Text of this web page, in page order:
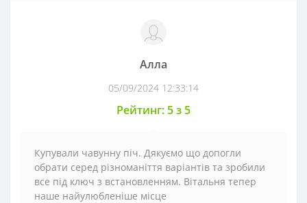
Алла
05/09/2024 12:33:14
Рейтинг: 5 з 5
Купували чавунну піч. Дякуємо що допогли
обрати серед різноманіття варіантів та зробили
все під ключ з встановленням. Вітальня тепер
наше найулюбленіше місце